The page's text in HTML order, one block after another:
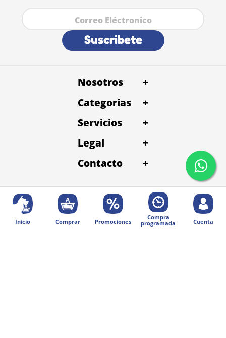
Inicio Comprar Promociones
Compra
programada
Cuenta
Suscribete
Nosotros
+
Categorias
+
Servicios
+
Legal
+
Contacto
+